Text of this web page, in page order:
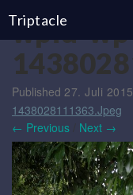
Triptacle
wpid-
Published 27. Juli 2015
1438028111363.jpeg
← Previous
Next →